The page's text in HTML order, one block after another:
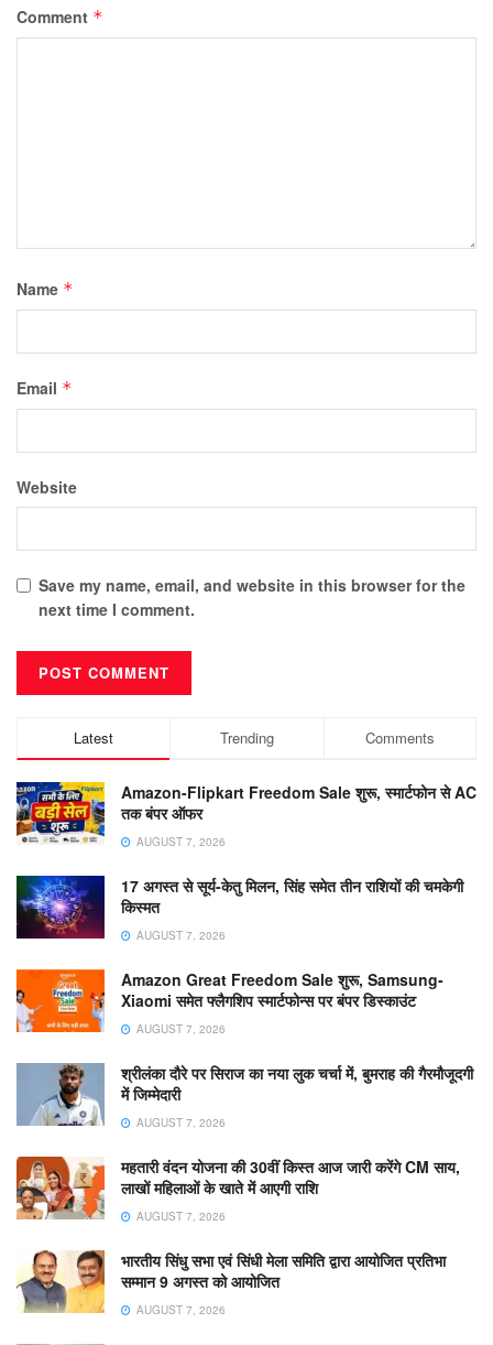
Comment *
Name *
Email *
Website
Save my name, email, and website in this browser for the
next time I comment.
Latest Trending Comments
Amazon-Flipkart Freedom Sale शुरू, स्मार्टफोन से AC
तक बंपर ऑफर
AUGUST 7, 2026
17 अगस्त से सूर्य-केतु मिलन, सिंह समेत तीन राशियों की चमकेगी
किस्मत
AUGUST 7, 2026
Amazon Great Freedom Sale शुरू, Samsung-
Xiaomi समेत फ्लैगशिप स्मार्टफोन्स पर बंपर डिस्काउंट
AUGUST 7, 2026
श्रीलंका दौरे पर सिराज का नया लुक चर्चा में, बुमराह की गैरमौजूदगी
में जिम्मेदारी
AUGUST 7, 2026
महतारी वंदन योजना की 30वीं किस्त आज जारी करेंगे CM साय,
लाखों महिलाओं के खाते में आएगी राशि
AUGUST 7, 2026
भारतीय सिंधु सभा एवं सिंधी मेला समिति द्वारा आयोजित प्रतिभा
सम्मान 9 अगस्त को आयोजित
AUGUST 7, 2026